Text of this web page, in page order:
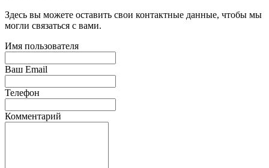
Здесь вы можете оставить свои контактные данные, чтобы мы
могли связаться с вами.
Имя пользователя
Ваш Email
Телефон
Комментарий